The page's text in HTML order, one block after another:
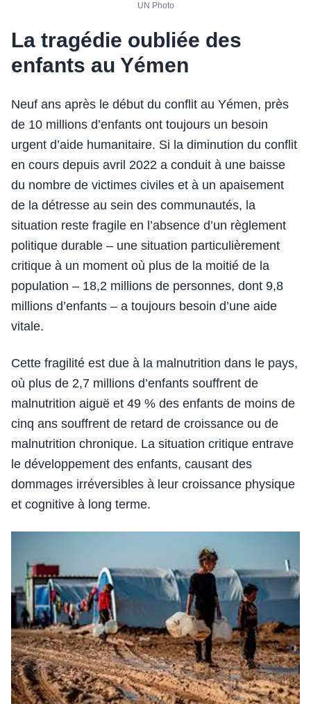
UN Photo
La tragédie oubliée des
enfants au Yémen
Neuf ans après le début du conflit au Yémen, près
de 10 millions d’enfants ont toujours un besoin
urgent d’aide humanitaire. Si la diminution du conflit
en cours depuis avril 2022 a conduit à une baisse
du nombre de victimes civiles et à un apaisement
de la détresse au sein des communautés, la
situation reste fragile en l’absence d’un règlement
politique durable – une situation particulièrement
critique à un moment où plus de la moitié de la
population – 18,2 millions de personnes, dont 9,8
millions d’enfants – a toujours besoin d’une aide
vitale.
Cette fragilité est due à la malnutrition dans le pays,
où plus de 2,7 millions d’enfants souffrent de
malnutrition aiguë et 49 % des enfants de moins de
cinq ans souffrent de retard de croissance ou de
malnutrition chronique. La situation critique entrave
le développement des enfants, causant des
dommages irréversibles à leur croissance physique
et cognitive à long terme.